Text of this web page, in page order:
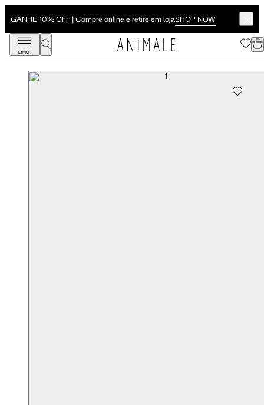
GANHE 10% OFF | Compre online e retire em lojaSHOP NOW
MENU